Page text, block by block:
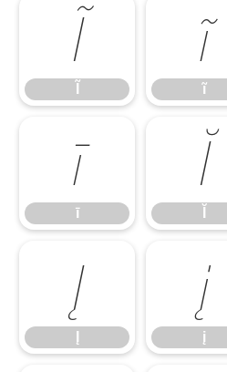
Ĩ ĩ
ĩ
ī
ī
Ĭ
Į į
į